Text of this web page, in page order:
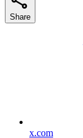
Share
x.com